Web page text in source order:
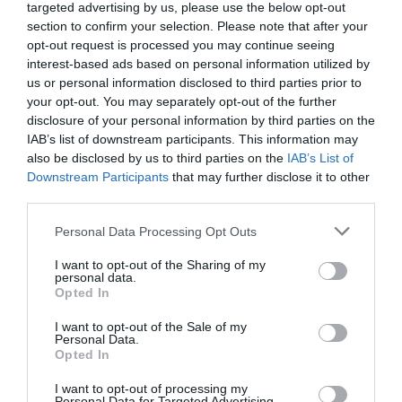
targeted advertising by us, please use the below opt-out
section to confirm your selection. Please note that after your
opt-out request is processed you may continue seeing
interest-based ads based on personal information utilized by
us or personal information disclosed to third parties prior to
your opt-out. You may separately opt-out of the further
disclosure of your personal information by third parties on the
IAB’s list of downstream participants. This information may
also be disclosed by us to third parties on the IAB’s List of
Downstream Participants that may further disclose it to other
Personal Data Processing Opt Outs
I want to opt-out of the Sharing of my
personal data.
Opted In
I want to opt-out of the Sale of my
Personal Data.
Opted In
I want to opt-out of processing my
Bineînţeles judecătorul va evalua toate mărturiile şi
celelalte probe înainte de a emite sentinţa. Faptul că
el şi-a rupt încheieturaar putea fi datorat legitimei
sale apărări împotriva agresiunii dvs.Dar care ar
putea fi în acest caz elementele de probă în favoarea
dvs.? Dacă v-aţi îmbrâncit şi el a încercat să vă
smulgă hainele probabil v-a lăsat ceva semne pe
Pentru a le proba ar fi fost bine să mergeţi la
Urgenţă
acest lucru) sau să obţineţi un certificat de la oricare
medic, sau chiar numai să fotografiaţi zgârieturile şi
hematoamele. Apoi ar fi fost util să vorbiţi cu vecinii,